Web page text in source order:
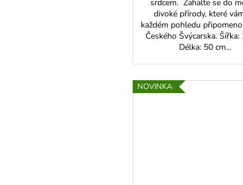
srdcem. Zahalte se do
divoké přírody, které
každém pohledu
Českého Švýcarska. Šířka:
Délka: 50 cm...
NOVINKA